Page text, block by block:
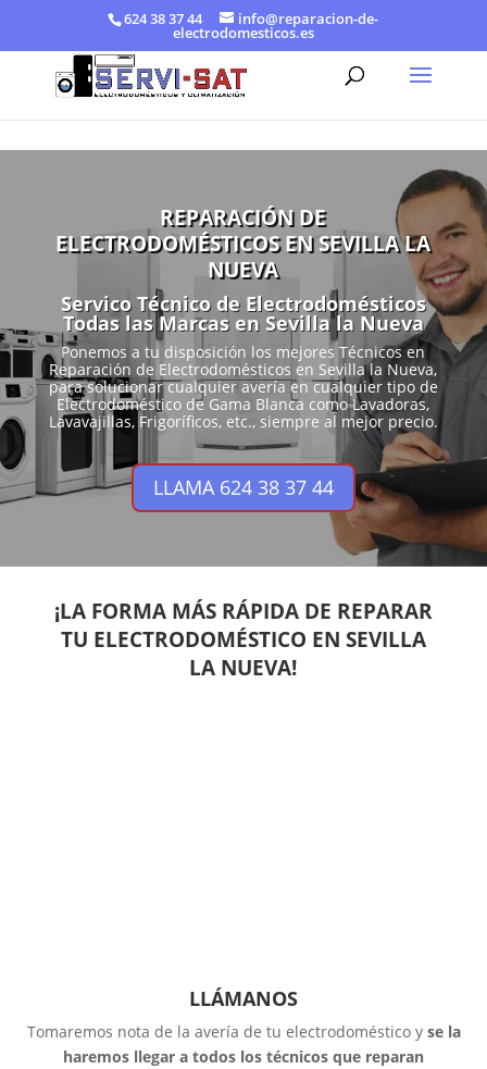
624 38 37 44 info@reparacion-de-
electrodomesticos.es
REPARACIÓN DE
ELECTRODOMÉSTICOS EN SEVILLA LA
NUEVA
Servico Técnico de Electrodomésticos
Todas las Marcas en Sevilla la Nueva
Ponemos a tu disposición los mejores Técnicos en
Reparación de Electrodomésticos en Sevilla la Nueva,
para solucionar cualquier avería en cualquier tipo de
Electrodoméstico de Gama Blanca como Lavadoras,
Lavavajillas, Frigoríficos, etc., siempre al mejor precio.
LLAMA 624 38 37 44
¡LA FORMA MÁS RÁPIDA DE REPARAR
TU ELECTRODOMÉSTICO EN SEVILLA
LA NUEVA!
LLÁMANOS
Tomaremos nota de la avería de tu electrodoméstico y se la
haremos llegar a todos los técnicos que reparan